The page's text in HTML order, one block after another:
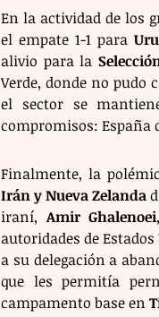
En la actividad de los
el empate 1-1 para
alivio para la
Verde, donde no pudo
el sector se
compromisos: España
Irán y Nueva Zelanda
iraní, Amir Ghalenoei
autoridades de
a su delegación a
que les permitía
campamento base en